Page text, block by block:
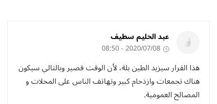
عبد الحليم سطيف
2020/07/08 - 08:50
هذا القرار سيزيد الطين بلة، لأن الوقت قصير وبالتالي سيكون
هناك تجمعات وازذحام كبير وتهاتف الناس على المحلات و
المصالح العمومية.